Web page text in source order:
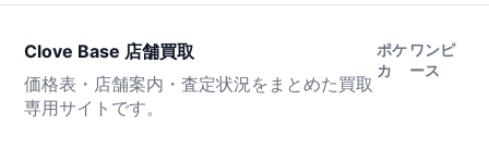
Clove Base 店舗買取
価格表・店舗案内・査定状況をまとめた買取
専用サイトです。
ポケ
カ
ワンピ
ース